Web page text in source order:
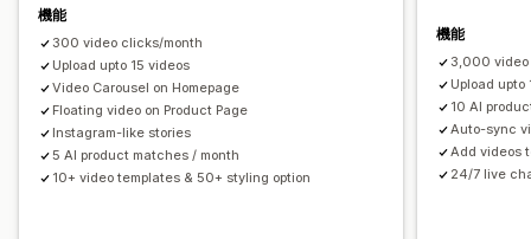
エンゲージメント追跡
機能
300 video clicks/month
Upload upto 15 videos
Video Carousel on Homepage
Floating video on Product Page
Instagram-like stories
5 AI product matches / month
10+ video templates & 50+ styling option
機能
3,000
Upload
10 AI
Auto-sync
Add videos
24/7 live